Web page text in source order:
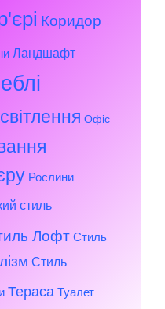
Коридор
Ландшафт
Офіс
Рослини
стиль
Лофт Стиль
Стиль
Тераса Туалет